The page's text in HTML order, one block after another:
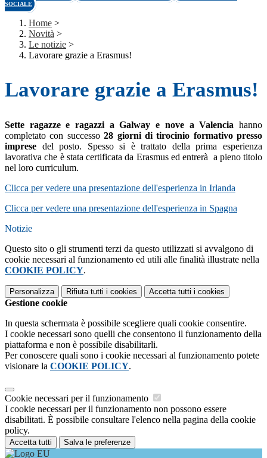
SOCIALE
Home >
Novità >
Le notizie >
Lavorare grazie a Erasmus!
Lavorare grazie a Erasmus!
Sette ragazze e ragazzi a Galway e nove a Valencia hanno
completato con successo28 giorni di tirocinio formativo presso
imprese del posto. Spesso si è trattato della prima esperienza
lavorativa che è stata certificata da Erasmus ed entrerà a pieno titolo
nel loro curriculum.
Clicca per vedere una presentazione dell'esperienza in Irlanda
Clicca per vedere una presentazione dell'esperienza in Spagna
Notizie
Questo sito o gli strumenti terzi da questo utilizzati si avvalgono di
cookie necessari al funzionamento ed utili alle finalità illustrate nella
COOKIE POLICY.
Personalizza Rifiuta tutti i cookies Accetta tutti i cookies
Gestione cookie
In questa schermata è possibile scegliere quali cookie consentire.
I cookie necessari sono quelli che consentono il funzionamento della
piattaforma e non è possibile disabilitarli.
Per conoscere quali sono i cookie necessari al funzionamento potete
visionare la COOKIE POLICY.
Cookie necessari per il funzionamento
I cookie necessari per il funzionamento non possono essere
disabilitati. È possibile consultare l'elenco nella pagina della cookie
policy.
Accetta tutti Salva le preferenze